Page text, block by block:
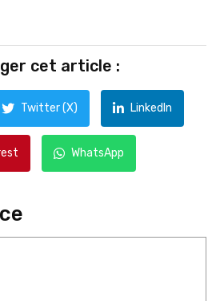
cet article :
Twitter (X) LinkedIn
WhatsApp